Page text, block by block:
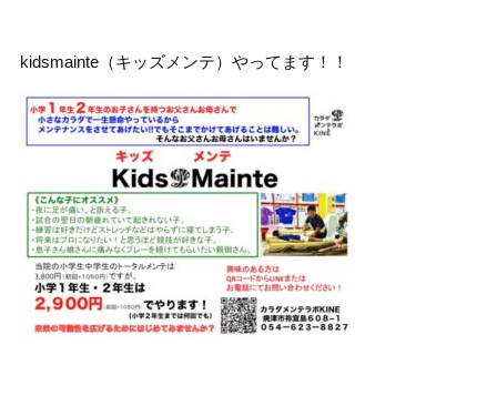
kidsmainte（キッズメンテ）やってます！！